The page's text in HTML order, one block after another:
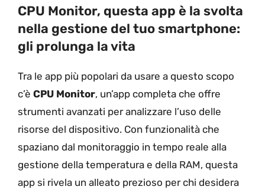
CPU Monitor, questa app è la svolta
nella gestione del tuo smartphone:
gli prolunga la vita
Tra le app più popolari da usare a questo scopo
c’è CPU Monitor, un’app completa che offre
strumenti avanzati per analizzare l’uso delle
risorse del dispositivo. Con funzionalità che
spaziano dal monitoraggio in tempo reale alla
gestione della temperatura e della RAM, questa
app si rivela un alleato prezioso per chi desidera